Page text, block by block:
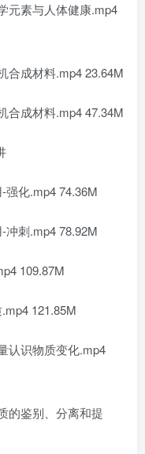
素与人体健康.mp4
成材料.mp4 23.64M
成材料.mp4 47.34M
化.mp4 74.36M
刺.mp4 78.92M
109.87M
121.85M
识物质变化.mp4
鉴别、分离和提